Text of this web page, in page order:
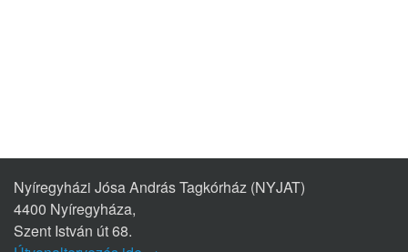
Nyíregyházi Jósa András Tagkórház (NYJAT)
4400 Nyíregyháza,
Szent István út 68.